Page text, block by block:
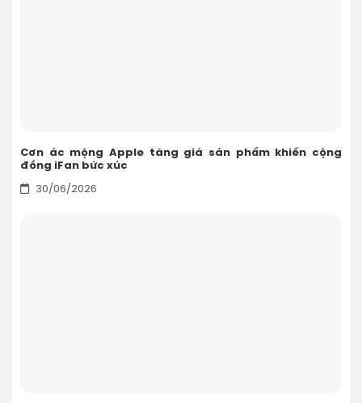
Cơn ác mộng Apple tăng giá sản phẩm khiến cộng
đồng iFan bức xúc
30/06/2026